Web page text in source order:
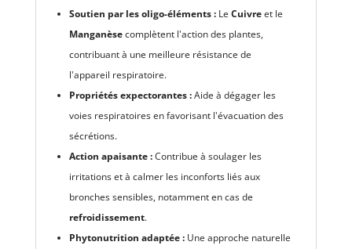
Soutien par les oligo-éléments :Le Cuivreet le
Manganèsecomplètent l'action des plantes,
contribuant à une meilleure résistance de
l'appareil respiratoire.
Propriétés expectorantes :Aide à dégager les
voies respiratoires en favorisant l'évacuation des
sécrétions.
Action apaisante :Contribue à soulager les
irritations et à calmer les inconforts liés aux
bronches sensibles, notamment en cas de
refroidissement.
Phytonutrition adaptée :Une approche naturelle